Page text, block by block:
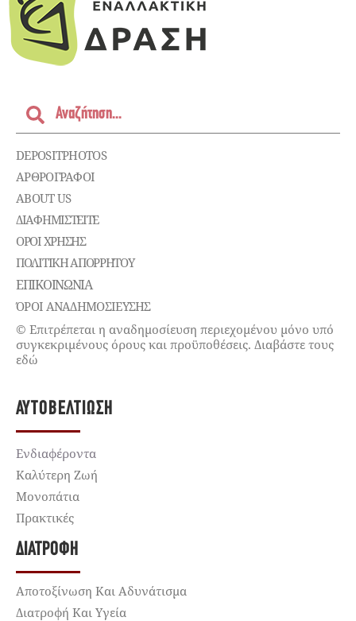
DEPOSITPHOTOS
ΑΡΘΡΟΓΡΑΦΟΙ
ABOUT US
ΔΙΑΦΗΜΙΣΤΕΊΤΕ
ΌΡΟΙ ΧΡΉΣΗΣ
ΠΟΛΙΤΙΚΉ ΑΠΟΡΡΉΤΟΥ
ΕΠΙΚΟΙΝΩΝΊΑ
ΌΡΟΙ ΑΝΑΔΗΜΟΣΙΕΥΣΗΣ
© Επιτρέπεται η αναδημοσίευση περιεχομένου μόνο υπό
συγκεκριμένους όρους και προϋποθέσεις. Διαβάστε τους
εδώ
ΑΥΤΟΒΕΛΤΊΩΣΗ
Ενδιαφέροντα
Καλύτερη Ζωή
Μονοπάτια
Πρακτικές
ΔΙΑΤΡΟΦΉ
Αποτοξίνωση Και Αδυνάτισμα
Διατροφή Και Υγεία